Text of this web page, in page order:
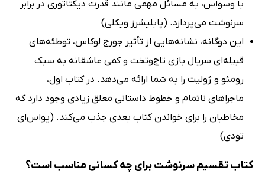
با وسواس، به مسائل مهمی مانند قدرت دیکتاتوری در برابر
سرنوشت می‌پردازد. (پابلیشرز ویکلی)
این دوگانه، نشانه‌هایی از تأثیر جورج لوکاس، توطئه‌های
قبیله‌ای سریال بازی تاج‌وتخت و کمی عاشقانه به سبک
رومئو و ژولیت را به شما ارائه می‌دهد. در کتاب اول،
ماجراهای ناتمام و خطوط داستانی معلق زیادی وجود دارد که
مخاطبان را برای خواندن کتاب بعدی جذب می‌کند. (یواس‌ای
تودی)
کتاب تقسیم سرنوشت برای چه کسانی مناسب است؟